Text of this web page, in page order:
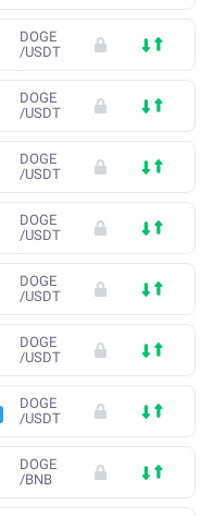
DOGE
/USDT
DOGE
/USDT
DOGE
/USDT
DOGE
/USDT
DOGE
/USDT
DOGE
/USDT
DOGE
/USDT
DOGE
/BNB